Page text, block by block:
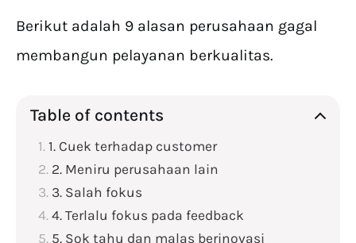
Berikut adalah 9 alasan perusahaan gagal
membangun pelayanan berkualitas.
Table of contents
1. Cuek terhadap customer
2. Meniru perusahaan lain
3. Salah fokus
4. Terlalu fokus pada feedback
5. Sok tahu dan malas berinovasi